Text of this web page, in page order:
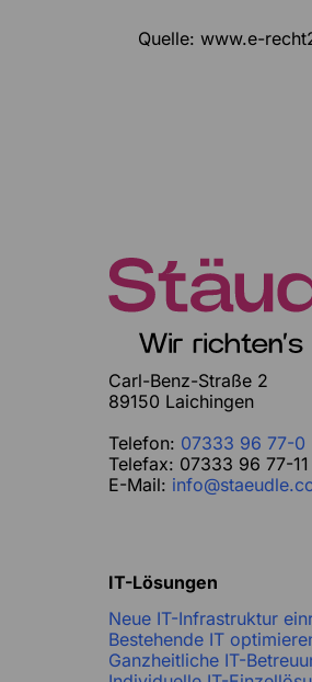
Quelle: www.e-
Carl-Benz-Straße 2
89150 Laichingen
Telefon: 07333 96 77-0
Telefax: 07333 96 77-11
E-Mail:
IT-Lösungen
Neue IT-Infrastruktur
Bestehende IT
Ganzheitliche IT-